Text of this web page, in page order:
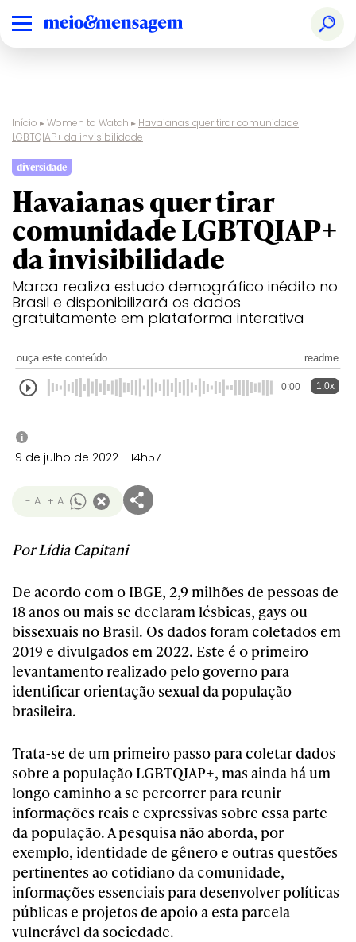
Seções Especiais
Início ▸Women to Watch ▸ Havaianas quer tirar comunidade
LGBTQIAP+ da invisibilidade
diversidade
Havaianas quer tirar
comunidade LGBTQIAP+
da invisibilidade
Marca realiza estudo demográfico inédito no
Brasil e disponibilizará os dados
gratuitamente em plataforma interativa
ouça este conteúdo readme
0:00 1.0x
i
19 de julho de 2022 - 14h57
- A + A
Por Lídia Capitani
De acordo com o IBGE, 2,9 milhões de pessoas de
18 anos ou mais se declaram lésbicas, gays ou
bissexuais no Brasil. Os dados foram coletados em
2019 e divulgados em 2022. Este é o primeiro
levantamento realizado pelo governo para
identificar orientação sexual da população
brasileira.
Trata-se de um primeiro passo para coletar dados
sobre a população LGBTQIAP+, mas ainda há um
longo caminho a se percorrer para reunir
informações reais e expressivas sobre essa parte
da população. A pesquisa não aborda, por
exemplo, identidade de gênero e outras questões
pertinentes ao cotidiano da comunidade,
informações essenciais para desenvolver políticas
públicas e projetos de apoio a esta parcela
vulnerável da sociedade.